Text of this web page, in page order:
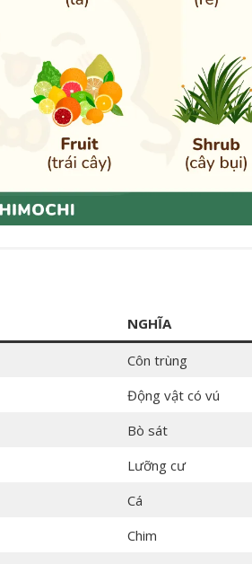
NGHĨA
Côn trùng
Động vật có vú
Bò sát
Lưỡng cư
Cá
Chim